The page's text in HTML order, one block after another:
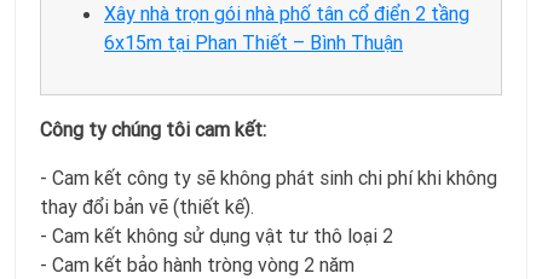
Xây nhà trọn gói nhà phố tân cổ điển 2 tầng
6x15m tại Phan Thiết – Bình Thuận
Công ty chúng tôi cam kết:
- Cam kết công ty sẽ không phát sinh chi phí khi không
thay đổi bản vẽ (thiết kế).
- Cam kết không sử dụng vật tư thô loại 2
- Cam kết bảo hành tròng vòng 2 năm